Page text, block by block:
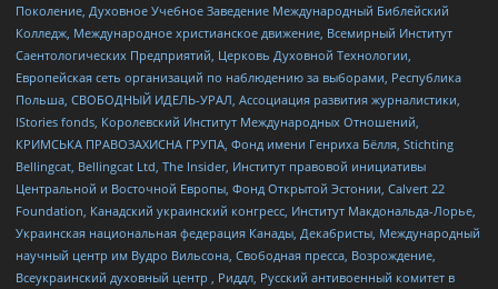
Поколение, Духовное Учебное Заведение Международный Библейский
Колледж, Международное христианское движение, Всемирный Институт
Саентологических Предприятий, Церковь Духовной Технологии,
Европейская сеть организаций по наблюдению за выборами, Республика
Польша, СВОБОДНЫЙ ИДЕЛЬ-УРАЛ, Ассоциация развития журналистики,
IStories fonds, Королевский Институт Международных Отношений,
КРИМСЬКА ПРАВОЗАХИСНА ГРУПА, Фонд имени Генриха Бёлля, Stichting
Bellingcat, Bellingcat Ltd, The Insider, Институт правовой инициативы
Центральной и Восточной Европы, Фонд Открытой Эстонии, Calvert 22
Foundation, Канадский украинский конгресс, Институт Макдональда-Лорье,
Украинская национальная федерация Канады, Декабристы, Международный
научный центр им Вудро Вильсона, Свободная пресса, Возрождение,
Всеукраинский духовный центр , Риддл, Русский антивоенный комитет в